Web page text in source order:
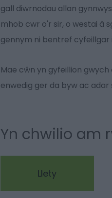
gall diwrnodau allan
mhob cwr o'r sir, o westai â
gennym ni bentref cyfeillgar
Mae cŵn yn gyfeillion
enwedig ger da byw ac adar
Yn chwilio am
Llety